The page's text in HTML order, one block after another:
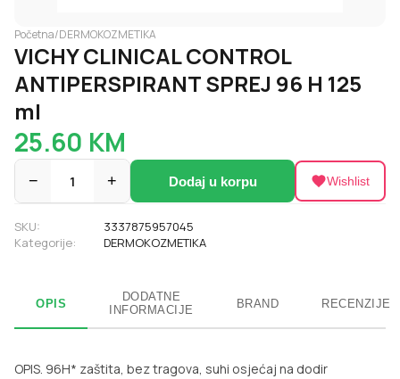
Početna/DERMOKOZMETIKA
VICHY CLINICAL CONTROL
ANTIPERSPIRANT SPREJ 96 H 125
ml
25.60 KM
− 1 + Dodaj u korpu Wishlist
SKU:
3337875957045
Kategorije:
DERMOKOZMETIKA
OPIS
DODATNE
INFORMACIJE
BRAND RECENZIJE
OPIS. 96H* zaštita, bez tragova, suhi osjećaj na dodir